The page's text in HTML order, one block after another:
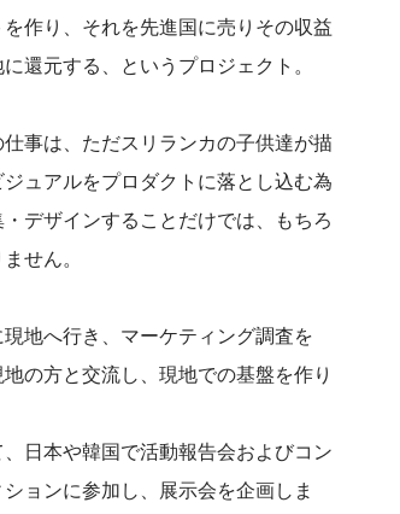
を作り、それを先進国に売りその収益
に還元する、というプロジェクト。
仕事は、ただスリランカの子供達が描
ジュアルをプロダクトに落とし込む為
・デザインすることだけでは、もちろ
せん。
現地へ行き、マーケティング調査を
地の方と交流し、現地での基盤を作り
、日本や韓国で活動報告会およびコン
ョンに参加し、展示会を企画しま